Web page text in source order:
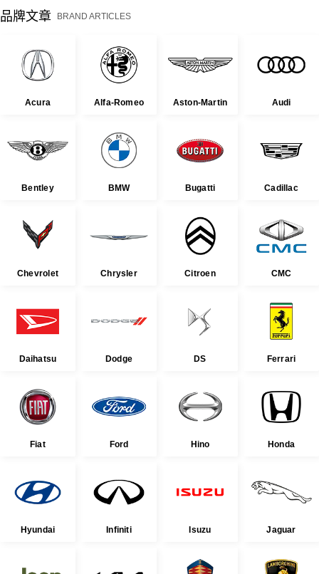
品牌文章 BRAND ARTICLES
Acura Alfa-Romeo Aston-Martin Audi
Bentley BMW Bugatti Cadillac
Chevrolet Chrysler Citroen CMC
Daihatsu Dodge DS Ferrari
Fiat Ford Hino Honda
Hyundai Infiniti Isuzu Jaguar